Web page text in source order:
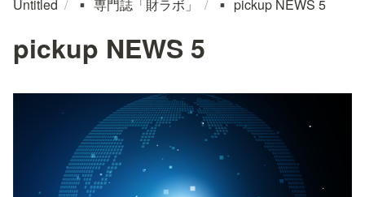
Untitled / ▪️ 専門誌「財ラボ」 / ▪️ pickup NEWS 5
pickup NEWS 5